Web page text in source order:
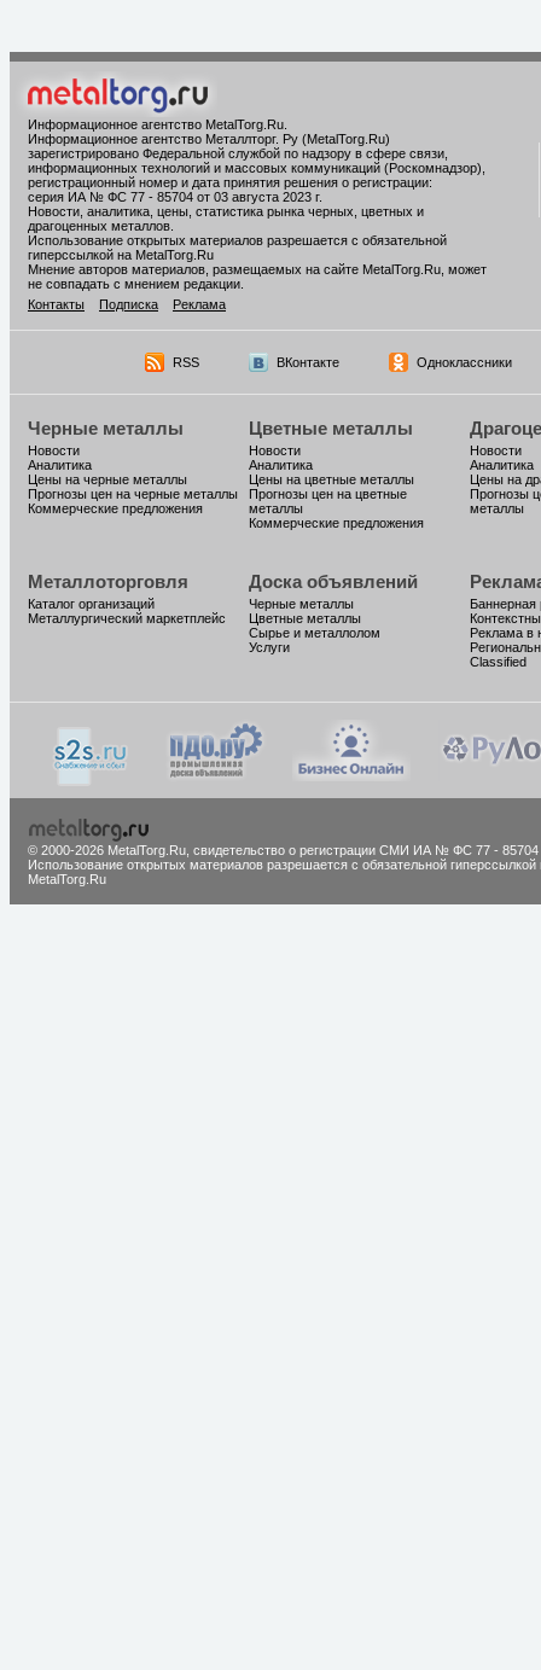
Информационное агентство MetalTorg.Ru
Информационное агентство Металлторг. Ру (MetalTorg.Ru)
зарегистрировано Федеральной службой по надзору в сфере связи,
информационных технологий и массовых коммуникаций (Роскомнадзор),
регистрационный номер и дата принятия решения о регистрации:
серия ИА № ФС 77 - 85704 от 03 августа 2023 г.
Новости, аналитика, цены, статистика рынка черных, цветных и
драгоценных металлов.
Использование открытых материалов разрешается с обязательной
гиперссылкой на MetalTorg.Ru
Мнение авторов материалов, размещаемых на сайте MetalTorg.Ru, может
не совпадать с мнением редакции.
Контакты
Подписка Реклама
RSS ВКонтакте Одноклассники
Черные металлы
Новости
Аналитика
Цены на черные металлы
Прогнозы цен на черные металлы
Коммерческие предложения
Цветные металлы
Новости
Аналитика
Цены на цветные металлы
Прогнозы цен на цветные
металлы
Коммерческие предложения
Новости
Аналитика
Цены на
Прогнозы
металлы
Металлоторговля
Каталог организаций
Металлургический маркетплейс
Доска объявлений
Черные металлы
Цветные металлы
Сырье и металлолом
Услуги
Баннерная
Реклама в
Classified
© 2000-2026 MetalTorg.Ru, cвидетельство о регистрации СМИ ИА № ФС 77 - 85704
Использование открытых материалов разрешается с обязательной гиперссылкой
MetalTorg.Ru